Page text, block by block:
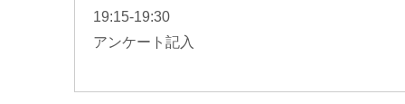
19:15-19:30
アンケート記入